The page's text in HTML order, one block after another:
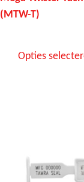
(MTW-T)
Opties